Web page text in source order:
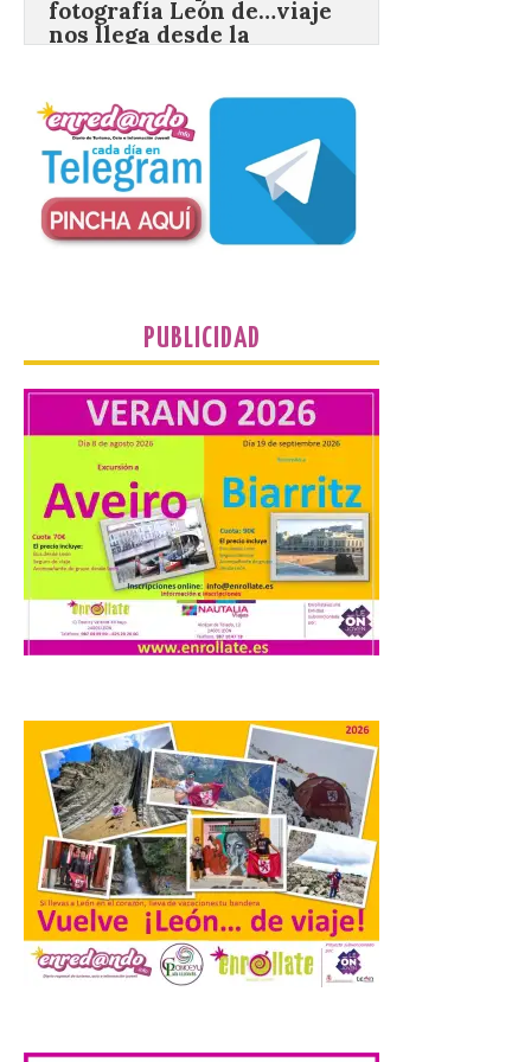
carretera CL 626 con
motivo de la marcha en
defensa de FEVE
Nueva edición de León
de…viaje. Una iniciativa
organizado por la sección
juvenil de la Asociación
Enróllate, la Asociación
Morán nos envía desde la carretera […]
Camarzius fest: frente al
macroevento, un festival
cultural transformador
que apuesta por el legado.
6 Ago 2026
Los días 7, 8 y 9 de agosto
de 2026, Camarzana de
Tera volverá a convertirse
música en directo mueve grandes
fenómenos de […]
El Ayuntamiento de
Cabrillanes analizará,
conforme a la legalidad, la
solicitud para la
celebración del Iberia
Eclipse Festival
PUBLICIDAD